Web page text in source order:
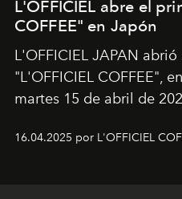
L'OFFICIEL abre el
COFFEE" en Japón
L'OFFICIEL JAPAN
"L'OFFICIEL COFFEE",
martes 15 de abril de
16.04.2025 por L'OFFICIEL